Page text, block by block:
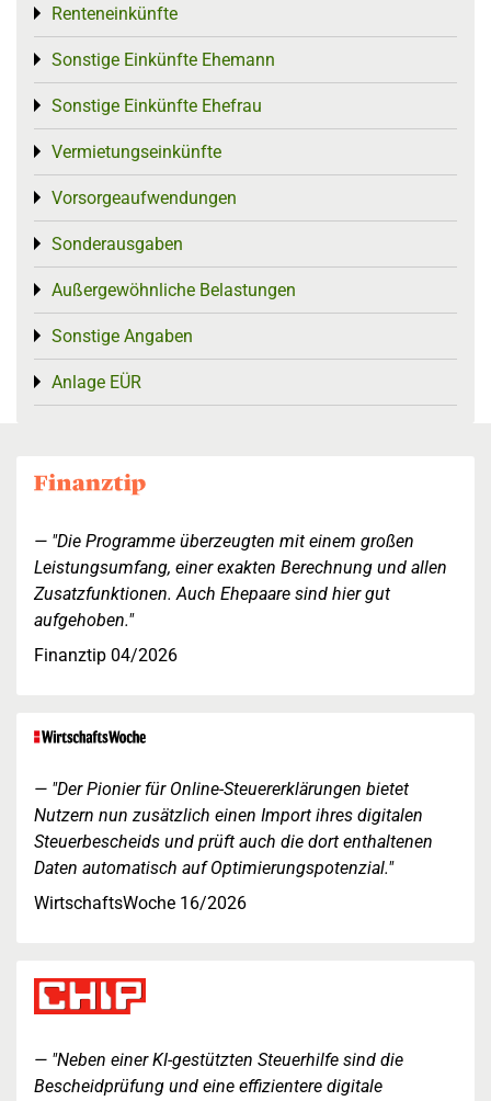
Renteneinkünfte
Toggle menu
Sonstige Einkünfte Ehemann
Toggle menu
Sonstige Einkünfte Ehefrau
Toggle menu
Vermietungseinkünfte
Toggle menu
Vorsorgeaufwendungen
Toggle menu
Sonderausgaben
Toggle menu
Außergewöhnliche Belastungen
Toggle menu
Sonstige Angaben
Toggle menu
Anlage EÜR
Toggle menu
"Die Programme überzeugten mit einem großen
Leistungsumfang, einer exakten Berechnung und allen
Zusatzfunktionen. Auch Ehepaare sind hier gut
aufgehoben."
Finanztip 04/2026
"Der Pionier für Online-Steuererklärungen bietet
Nutzern nun zusätzlich einen Import ihres digitalen
Steuerbescheids und prüft auch die dort enthaltenen
Daten automatisch auf Optimierungspotenzial."
WirtschaftsWoche 16/2026
"Neben einer KI-gestützten Steuerhilfe sind die
Bescheidprüfung und eine effizientere digitale